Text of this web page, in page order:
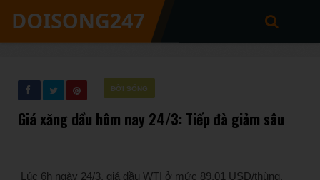
ĐỜI SỐNG
Giá xăng dầu hôm nay 24/3: Tiếp đà giảm sâu
Lúc 6h ngày 24/3, giá dầu WTI ở mức 89,01 USD/thùng,